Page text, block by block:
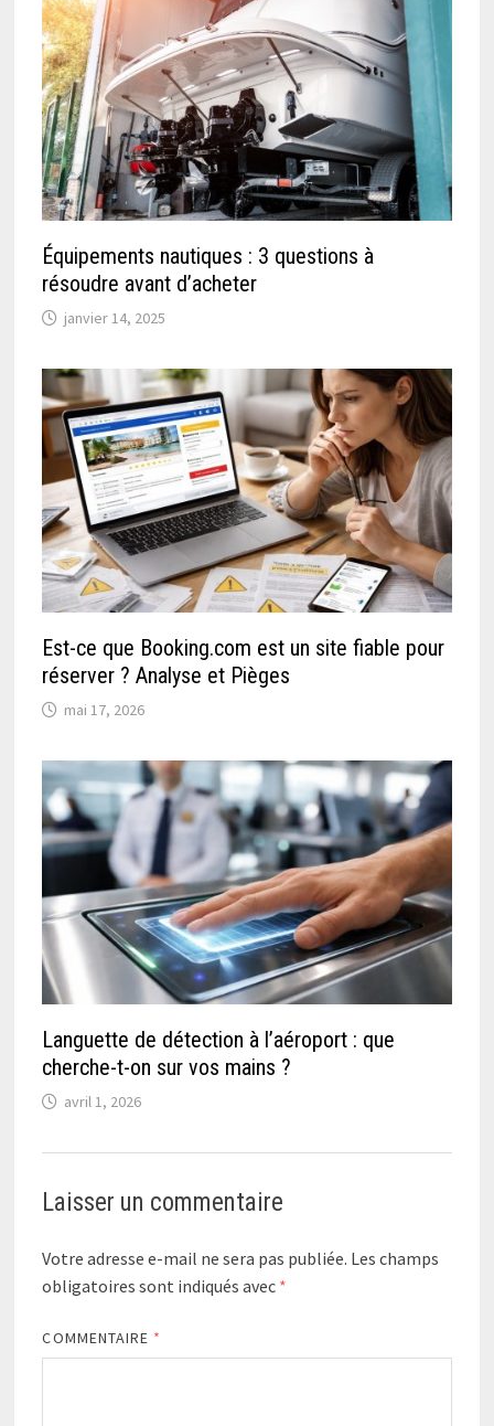
Équipements nautiques : 3 questions à
résoudre avant d’acheter
janvier 14, 2025
Est-ce que Booking.com est un site fiable pour
réserver ? Analyse et Pièges
mai 17, 2026
Languette de détection à l’aéroport : que
cherche-t-on sur vos mains ?
avril 1, 2026
Laisser un commentaire
Votre adresse e-mail ne sera pas publiée. Les champs
obligatoires sont indiqués avec *
COMMENTAIRE *